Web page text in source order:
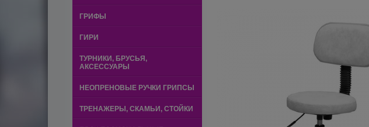
ГРИФЫ
ГИРИ
ТУРНИКИ, БРУСЬЯ,
АКСЕССУАРЫ
НЕОПРЕНОВЫЕ РУЧКИ ГРИПСЫ
ТРЕНАЖЕРЫ, СКАМЬИ, СТОЙКИ